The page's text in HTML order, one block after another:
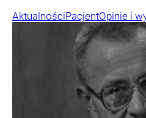
AktualnościPacjentOpinie i